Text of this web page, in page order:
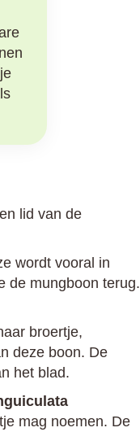
lid van de
wordt vooral in
de mungboon terug.
broertje,
deze boon. De
het blad.
mag noemen. De